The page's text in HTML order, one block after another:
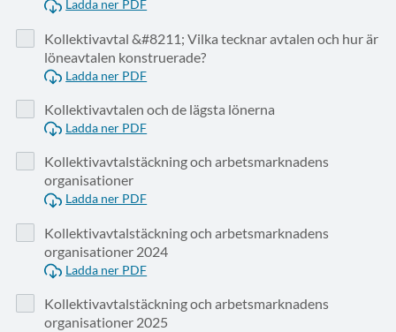
Ladda ner PDF
Kollektivavtal &#8211; Vilka tecknar avtalen och hur är
löneavtalen konstruerade?
Ladda ner PDF
Kollektivavtalen och de lägsta lönerna
Ladda ner PDF
Kollektivavtalstäckning och arbetsmarknadens
organisationer
Ladda ner PDF
Kollektivavtalstäckning och arbetsmarknadens
organisationer 2024
Ladda ner PDF
Kollektivavtalstäckning och arbetsmarknadens
organisationer 2025